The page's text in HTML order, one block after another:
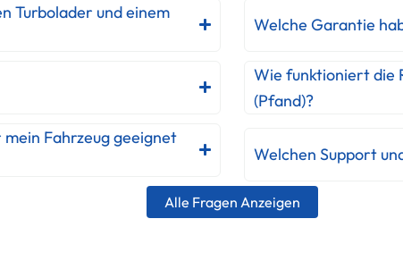
Turbolader und einem
Welche Garantie
Wie funktioniert die
(Pfand)?
Fahrzeug geeignet
Welchen Support
Alle Fragen Anzeigen